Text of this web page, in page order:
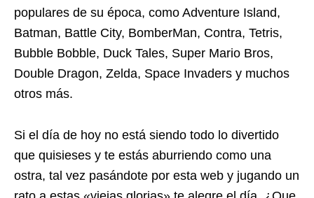
populares de su época, como Adventure Island,
Batman, Battle City, BomberMan, Contra, Tetris,
Bubble Bobble, Duck Tales, Super Mario Bros,
Double Dragon, Zelda, Space Invaders y muchos
otros más.
Si el día de hoy no está siendo todo lo divertido
que quisieses y te estás aburriendo como una
ostra, tal vez pasándote por esta web y jugando un